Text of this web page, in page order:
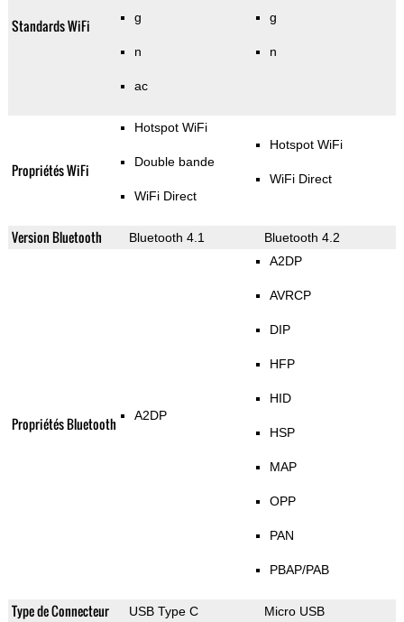
Standards WiFi g
n
ac
g
n
Propriétés WiFi
Hotspot WiFi
Double bande
WiFi Direct
Hotspot WiFi
WiFi Direct
Version Bluetooth Bluetooth 4.1 Bluetooth 4.2
Propriétés Bluetooth A2DP
A2DP
AVRCP
DIP
HFP
HID
HSP
MAP
OPP
PAN
PBAP/PAB
Type de Connecteur USB Type C Micro USB